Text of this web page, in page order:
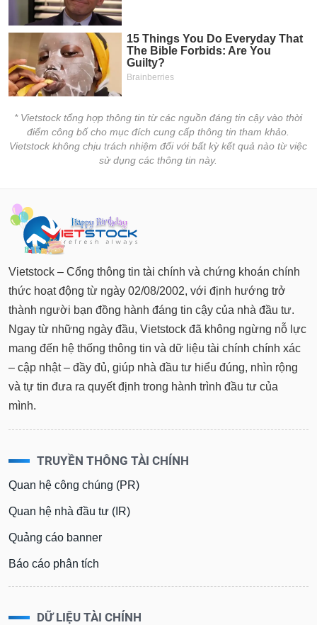
* Vietstock tổng hợp thông tin từ các nguồn đáng tin cậy vào thời
điểm công bố cho mục đích cung cấp thông tin tham khảo.
Vietstock không chịu trách nhiệm đối với bất kỳ kết quả nào từ việc
sử dụng các thông tin này.
Vietstock – Cổng thông tin tài chính và chứng khoán chính
thức hoạt động từ ngày 02/08/2002, với định hướng trở
thành người bạn đồng hành đáng tin cậy của nhà đầu tư.
Ngay từ những ngày đầu, Vietstock đã không ngừng nỗ lực
mang đến hệ thống thông tin và dữ liệu tài chính chính xác
– cập nhật – đầy đủ, giúp nhà đầu tư hiểu đúng, nhìn rộng
và tự tin đưa ra quyết định trong hành trình đầu tư của
mình.
TRUYỀN THÔNG TÀI CHÍNH
Quan hệ công chúng (PR)
Quan hệ nhà đầu tư (IR)
Quảng cáo banner
Báo cáo phân tích
DỮ LIỆU TÀI CHÍNH